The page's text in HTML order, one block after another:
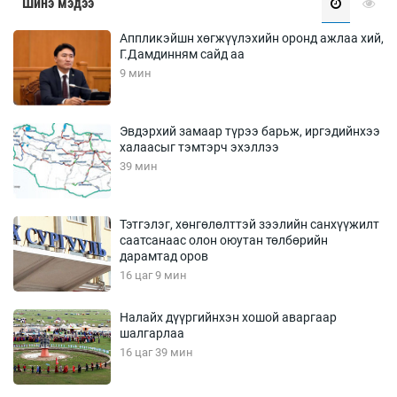
Шинэ мэдээ
Аппликэйшн хөгжүүлэхийн оронд ажлаа хий,
Г.Дамдинням сайд аа
9 мин
Эвдэрхий замаар түрээ барьж, иргэдийнхээ
халаасыг тэмтэрч эхэллээ
39 мин
Тэтгэлэг, хөнгөлөлттэй зээлийн санхүүжилт
саатсанаас олон оюутан төлбөрийн
дарамтад оров
16 цаг 9 мин
Налайх дүүргийнхэн хошой аваргаар
шалгарлаа
16 цаг 39 мин